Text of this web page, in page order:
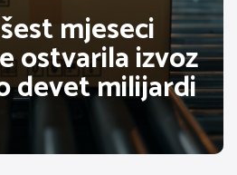
mjeseci
ostvarila izvoz
devet milijardi